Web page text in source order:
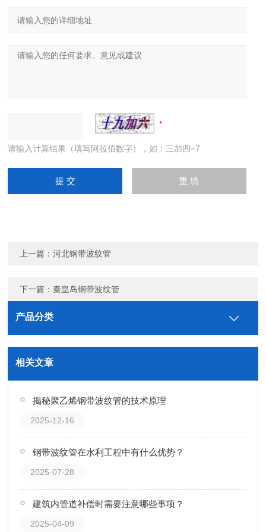
请输入计算结果（填写阿拉伯数字），如：三加四=7
上一篇：河北钢带波纹管
下一篇： 秦皇岛钢带波纹管
产品分类
相关文章
揭秘聚乙烯钢带波纹管的技术原理
2025-12-16
钢带波纹管在水利工程中有什么优势？
2025-07-28
建筑内管道补偿时需要注意哪些事项？
2025-04-09